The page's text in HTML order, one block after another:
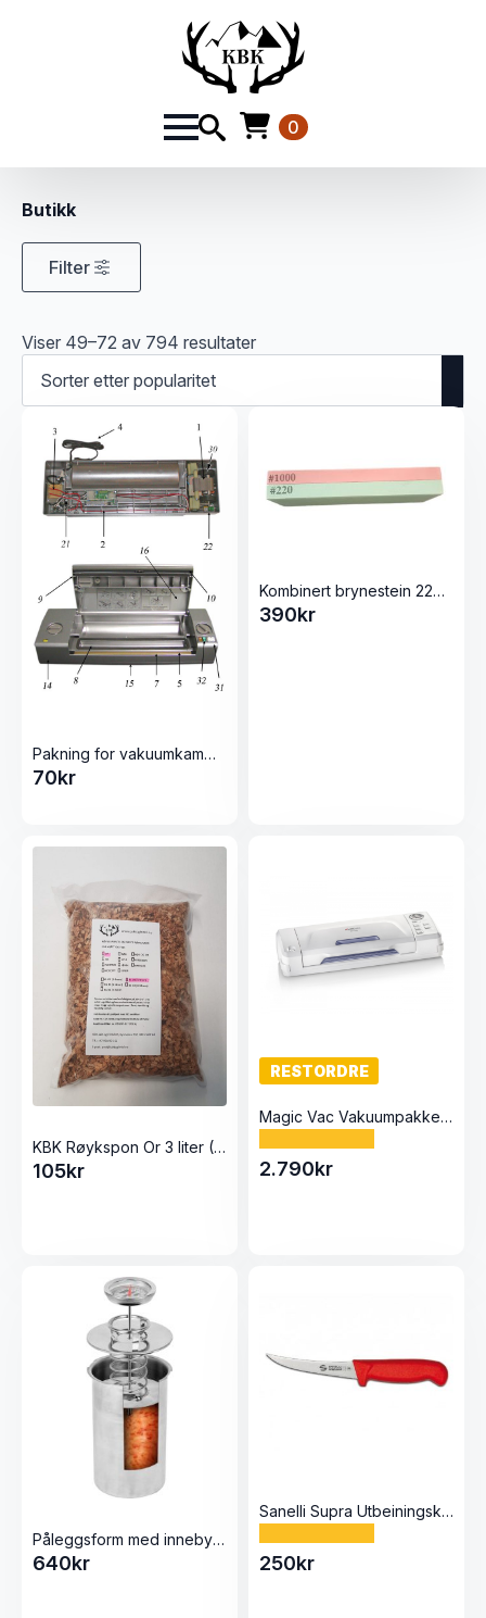
0
Butikk
Filter
Viser 49–72 av 794 resultaterSortert
Pakning for vakuumkammer til Maxima og Champion
70kr
Kombinert brynestein 220/1000
390kr
KBK Røykspon Or 3 liter (6-9mm)
105kr
RESTORDRE
Magic Vac Vakuumpakker MASTER
2.790kr
Påleggsform med innebygd termometer Ø10cm
640kr
Sanelli Supra Utbeiningskniv/Flåkniv (13cm)
250kr